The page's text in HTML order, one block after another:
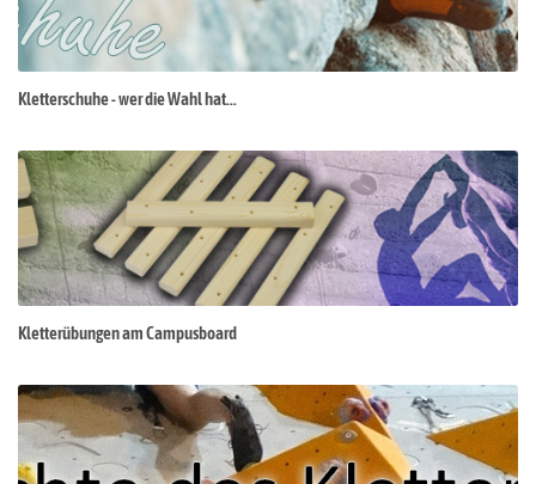
Kletterschuhe - wer die Wahl hat...
Kletterübungen am Campusboard